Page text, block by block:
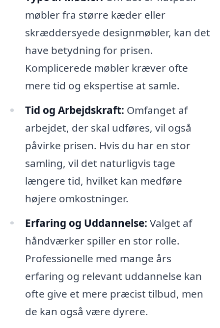
møbler fra større kæder eller
skræddersyede designmøbler, kan det
have betydning for prisen.
Komplicerede møbler kræver ofte
mere tid og ekspertise at samle.
Tid og Arbejdskraft: Omfanget af
arbejdet, der skal udføres, vil også
påvirke prisen. Hvis du har en stor
samling, vil det naturligvis tage
længere tid, hvilket kan medføre
højere omkostninger.
Erfaring og Uddannelse: Valget af
håndværker spiller en stor rolle.
Professionelle med mange års
erfaring og relevant uddannelse kan
ofte give et mere præcist tilbud, men
de kan også være dyrere.